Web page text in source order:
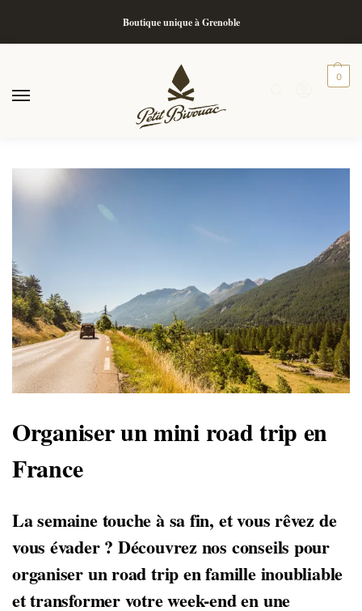
Boutique unique à Grenoble
0
Organiser un mini road trip en
France
La semaine touche à sa fin, et vous rêvez de
vous évader ? Découvrez nos conseils pour
organiser unroad trip en famille inoubliable
et transformer votre week-end en une